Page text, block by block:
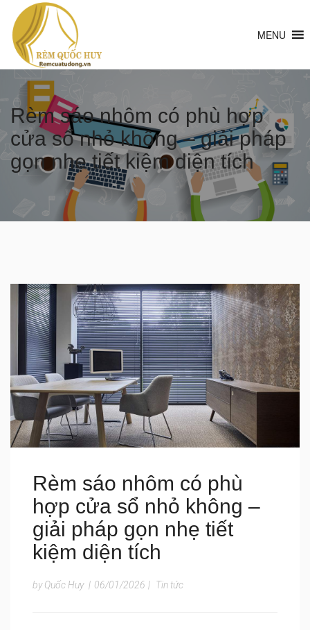
MENU
Rèm sáo nhôm có phù hợp
cửa sổ nhỏ không – giải pháp
gọn nhẹ tiết kiệm diện tích
Rèm sáo nhôm có phù
hợp cửa sổ nhỏ không –
giải pháp gọn nhẹ tiết
kiệm diện tích
by Quốc Huy | 06/01/2026 | Tin tức